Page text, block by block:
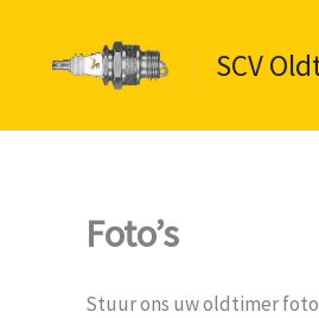
SCV
Foto’s
Stuur ons uw oldtimer